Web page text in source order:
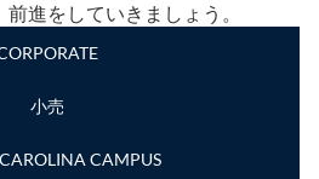
進をしていきましょう。
小売
CAMPUS